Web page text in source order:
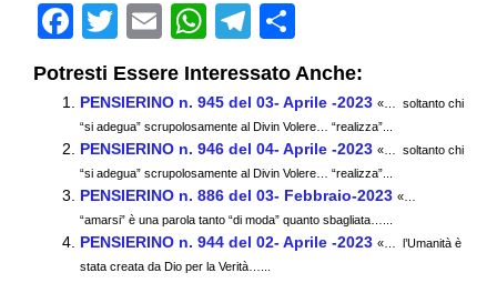
F
c
e
b
o
o
k
T
wi
tt
er
E
m
ail
W
at
s
A
p
p
T
el
e
gr
a
m
o
n
di
vi
di
Potresti Essere Interessato Anche:
PENSIERINO n. 945 del 03- Aprile -2023 «… soltanto chi
“si adegua” scrupolosamente al Divin Volere… “realizza”...
PENSIERINO n. 946 del 04- Aprile -2023 «… soltanto chi
“si adegua” scrupolosamente al Divin Volere… “realizza”...
PENSIERINO n. 886 del 03- Febbraio-2023 «…
“amarsi” è una parola tanto “di moda” quanto sbagliata…...
PENSIERINO n. 944 del 02- Aprile -2023 «… l’Umanità è
stata creata da Dio per la Verità…...